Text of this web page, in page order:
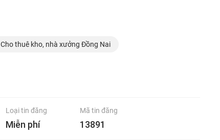
Cho thuê kho, nhà xưởng Đồng Nai
Loại tin đăng
Miễn phí
Mã tin đăng
13891